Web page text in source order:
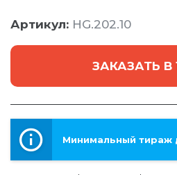
Артикул: HG.202.10
ЗАКАЗАТЬ В
Минимальный тираж